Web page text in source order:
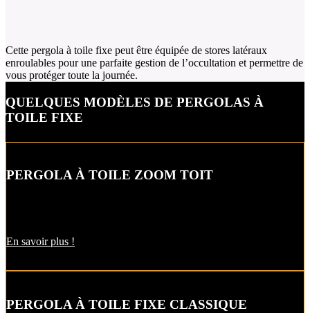
Cette pergola à toile fixe peut être équipée de stores latéraux
enroulables pour une parfaite gestion de l’occultation et permettre de
vous protéger toute la journée.
QUELQUES MODÈLES DE PERGOLAS À
TOILE FIXE
PERGOLA À TOILE ZOOM TOIT
En savoir plus !
PERGOLA À TOILE FIXE CLASSIQUE